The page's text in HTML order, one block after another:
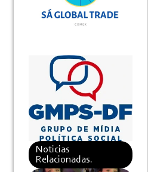
Noticias
Relacionadas.